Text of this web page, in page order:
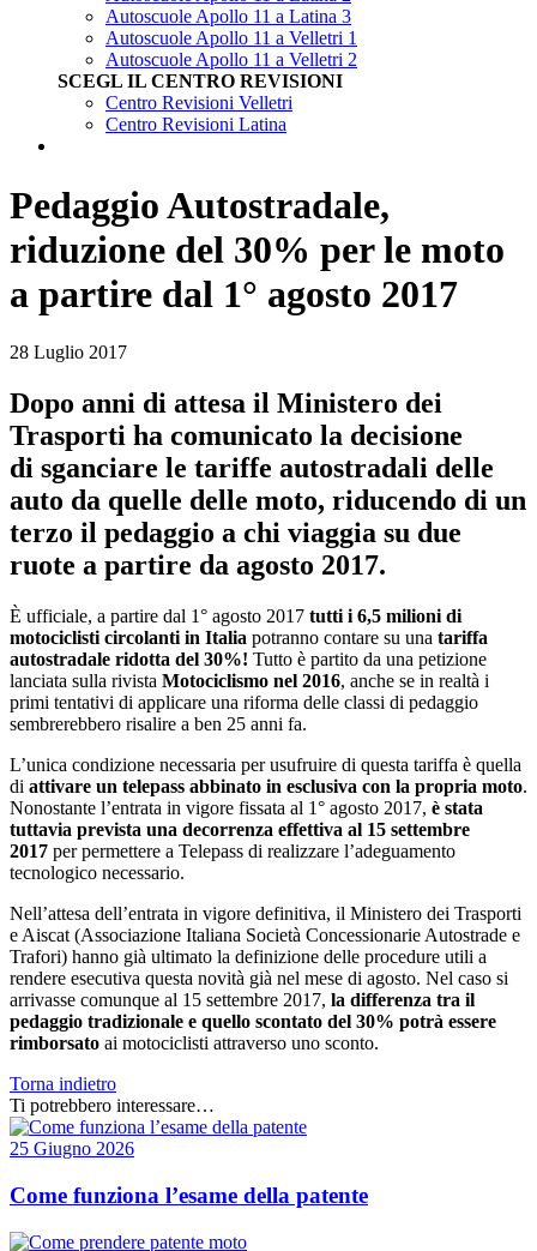
Autoscuole Apollo 11 a Latina 3
Autoscuole Apollo 11 a Velletri 1
Autoscuole Apollo 11 a Velletri 2
SCEGL IL CENTRO REVISIONI
Centro Revisioni Velletri
Centro Revisioni Latina
Pedaggio Autostradale,
riduzione del 30% per le moto
a partire dal 1° agosto 2017
28 Luglio 2017
Dopo anni di attesa il Ministero dei
Trasporti ha comunicato la decisione
di sganciare le tariffe autostradali delle
auto da quelle delle moto, riducendo di un
terzo il pedaggio a chi viaggia su due
ruote a partire da agosto 2017.
È ufficiale, a partire dal 1° agosto 2017 tutti i 6,5 milioni di
motociclisti circolanti in Italia potranno contare su una tariffa
autostradale ridotta del 30%! Tutto è partito da una petizione
lanciata sulla rivista Motociclismo nel 2016, anche se in realtà i
primi tentativi di applicare una riforma delle classi di pedaggio
sembrerebbero risalire a ben 25 anni fa.
L’unica condizione necessaria per usufruire di questa tariffa è quella
di attivare un telepass abbinato in esclusiva con la propria moto.
Nonostante l’entrata in vigore fissata al 1° agosto 2017, è stata
tuttavia prevista una decorrenza effettiva al 15 settembre
2017 per permettere a Telepass di realizzare l’adeguamento
tecnologico necessario.
Nell’attesa dell’entrata in vigore definitiva, il Ministero dei Trasporti
e Aiscat (Associazione Italiana Società Concessionarie Autostrade e
Trafori) hanno già ultimato la definizione delle procedure utili a
rendere esecutiva questa novità già nel mese di agosto. Nel caso si
arrivasse comunque al 15 settembre 2017, la differenza tra il
pedaggio tradizionale e quello scontato del 30% potrà essere
rimborsato ai motociclisti attraverso uno sconto.
Torna indietro
Ti potrebbero interessare…
25 Giugno 2026
Come funziona l’esame della patente